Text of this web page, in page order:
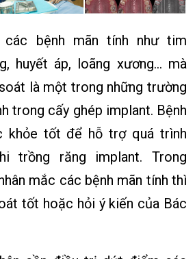
các bệnh mãn tính như tim
huyết áp, loãng xương... mà
là một trong những trường
trong cấy ghép implant. Bệnh
khỏe tốt để hỗ trợ quá trình
trồng răng implant. Trong
mắc các bệnh mãn tính thì
tốt hoặc hỏi ý kiến của Bác